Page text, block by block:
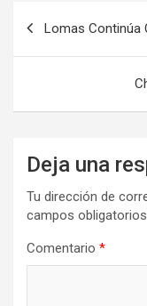
Lomas Continúa
Deja una
Tu dirección de
campos
Comentario *